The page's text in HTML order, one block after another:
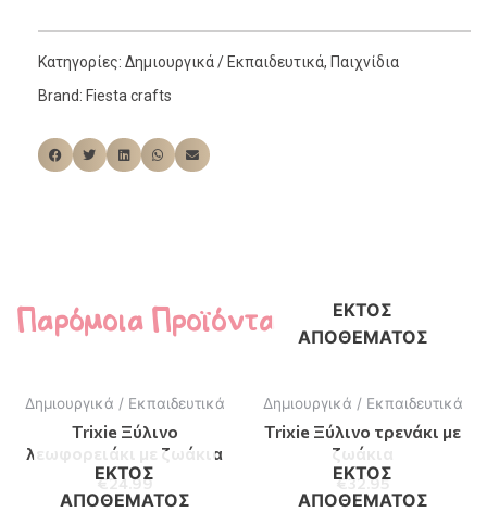
Κατηγορίες: Δημιουργικά / Εκπαιδευτικά, Παιχνίδια
Brand: Fiesta crafts
Παρόμοια Προϊόντα
Δημιουργικά / Εκπαιδευτικά
Trixie Ξύλινο
λεωφορειάκι με ζωάκια
€24.99
ΕΚΤΌΣ
ΑΠΟΘΈΜΑΤΟΣ
Δημιουργικά / Εκπαιδευτικά
Trixie Ξύλινο τρενάκι με
ζωάκια
€32.95
ΕΚΤΌΣ
ΑΠΟΘΈΜΑΤΟΣ
ΕΚΤΌΣ
ΑΠΟΘΈΜΑΤΟΣ